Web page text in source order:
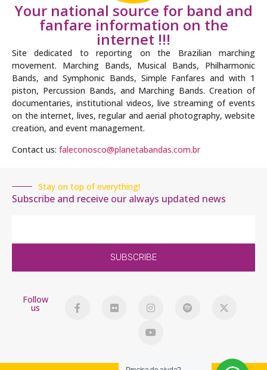
Your national source for band and
fanfare information on the
internet !!!
Site dedicated to reporting on the Brazilian marching
movement. Marching Bands, Musical Bands, Philharmonic
Bands, and Symphonic Bands, Simple Fanfares and with 1
piston, Percussion Bands, and Marching Bands. Creation of
documentaries, institutional videos, live streaming of events
on the internet, lives, regular and aerial photography, website
creation, and event management.
Contact us: faleconosco@planetabandas.com.br
Stay on top of everything!
Subscribe and receive our always updated news
SUBSCRIBE
Follow
us